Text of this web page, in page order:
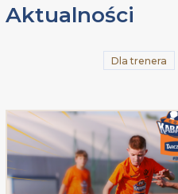
Aktualności
Dla trenera